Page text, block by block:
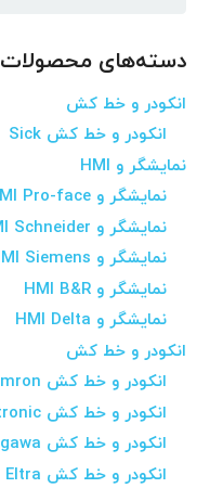
دسته‌های محصولات
انکودر و خط کش
انکودر و خط کش Sick
نمایشگر و HMI
نمایشگر و HMI Pro-face
نمایشگر و HMI Schneider
نمایشگر و HMI Siemens
نمایشگر و HMI B&R
نمایشگر و HMI Delta
انکودر و خط کش
انکودر و خط کش Omron
انکودر و خط کش Trelectronic
انکودر و خط کش Tamagawa
انکودر و خط کش Eltra